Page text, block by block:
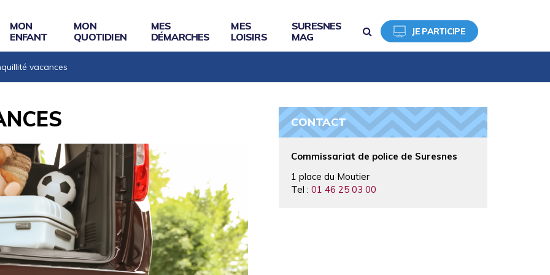
MON
ENFANT
MON
QUOTIDIEN
MES
DÉMARCHES
MES
LOISIRS
SURESNES
MAG
RECHERCHEJE PARTICIPE
vacances
CONTACT
Commissariat de police de Suresnes
1 place du Moutier
Tel : 01 46 25 03 00